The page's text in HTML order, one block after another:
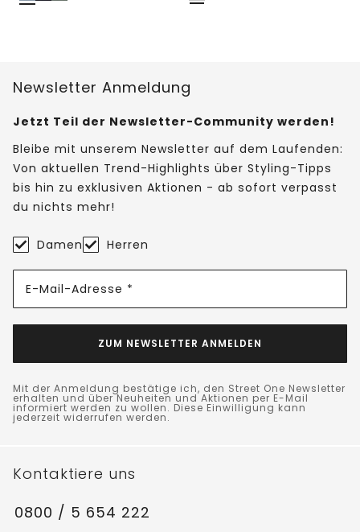
Newsletter Anmeldung
Jetzt Teil der Newsletter-Community werden!
Bleibe mit unserem Newsletter auf dem Laufenden:
Von aktuellen Trend-Highlights über Styling-Tipps
bis hin zu exklusiven Aktionen - ab sofort verpasst
du nichts mehr!
Damen Herren
E-Mail-Adresse *
ZUM NEWSLETTER ANMELDEN
Mit der Anmeldung bestätige ich, den Street One Newsletter
erhalten und über Neuheiten und Aktionen per E-Mail
informiert werden zu wollen. Diese Einwilligung kann
jederzeit widerrufen werden.
Kontaktiere uns
0800 / 5 654 222